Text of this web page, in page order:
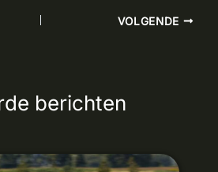
VOLGENDE
berichten